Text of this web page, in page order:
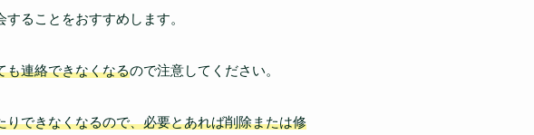
ることをおすすめします。
も連絡できなくなるので注意してください。
りできなくなるので、必要とあれば削除または修